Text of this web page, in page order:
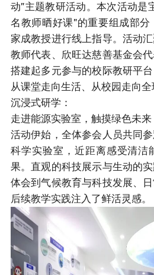
动”主题教研活动。本次活动是
名教师晒好课”的重要组成部
家成教授进行线上指导。活动
教师代表、欣旺达慈善基金会
搭建起多元参与的校际教研平
从课堂走向生活、从校园走向全
沉浸式研学：
走进能源实验室，触摸绿色未来
活动伊始，全体参会人员共同
科学实验室，近距离感受清洁
果。直观的科技展示与生动的
体会到气候教育与科技发展、
后续教学实践注入了鲜活灵感。